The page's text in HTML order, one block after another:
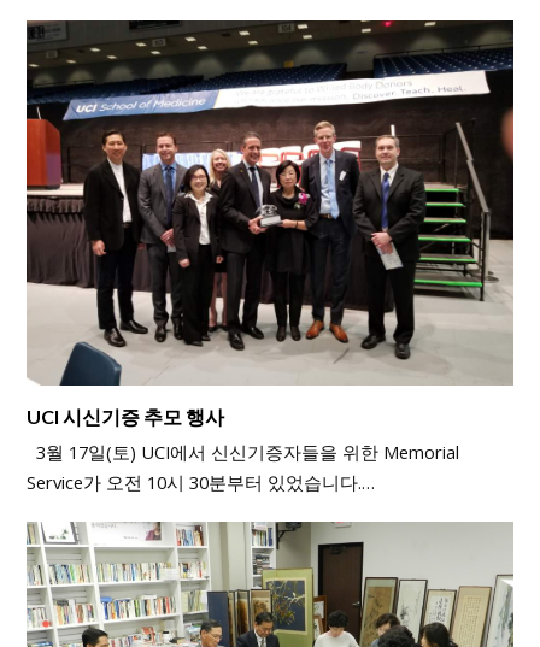
UCI 시신기증 추모 행사
3월 17일(토) UCI에서 신신기증자들을 위한 Memorial
Service가 오전 10시 30분부터 있었습니다.…